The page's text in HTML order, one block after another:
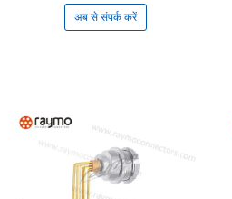
अब से संपर्क करें